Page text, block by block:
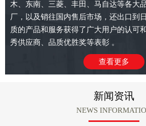
木、东南、三菱、丰田、马自达等各大
厂，以及销往国内售后市场，还出口到
质的产品和服务获得了广大用户的认可
秀供应商、品质优胜奖等表彰 。
查看更多
新闻资讯
NEWS